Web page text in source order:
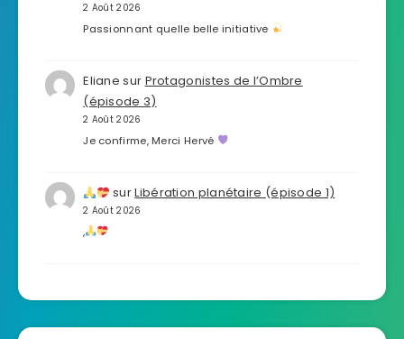
2 Août 2026
Passionnant quelle belle initiative
Eliane sur Protagonistes de l’Ombre
(épisode 3)
2 Août 2026
Je confirme, Merci Hervé
surLibération planétaire (épisode 1)
2 Août 2026
,